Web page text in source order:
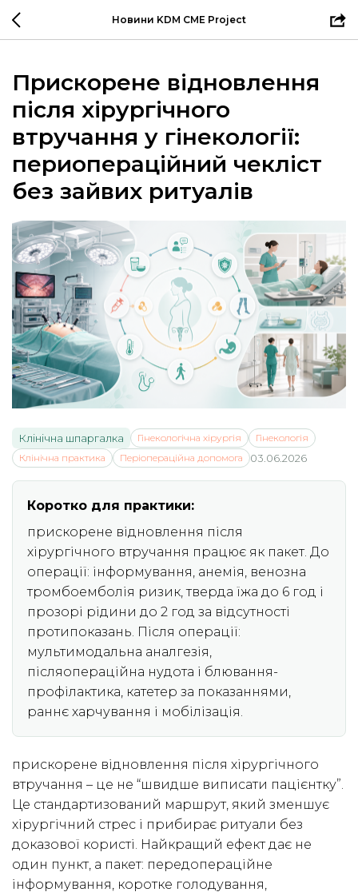
Новини KDM CME Project
Прискорене відновлення
після хірургічного
втручання у гінекології:
периопераційний чекліст
без зайвих ритуалів
Клінічна шпаргалка Гінекологічна хірургія
Гінекологія
Клінічна практика
Періопераційна допомога 03.06.2026
Коротко для практики:
прискорене відновлення після
хірургічного втручання працює як пакет. До
операції: інформування, анемія, венозна
тромбоемболія ризик, тверда їжа до 6 год і
прозорі рідини до 2 год за відсутності
протипоказань. Після операції:
мультимодальна аналгезія,
післяопераційна нудота і блювання-
профілактика, катетер за показаннями,
раннє харчування і мобілізація.
прискорене відновлення після хірургічного
втручання – це не “швидше виписати пацієнтку”.
Це стандартизований маршрут, який зменшує
хірургічний стрес і прибирає ритуали без
доказової користі. Найкращий ефект дає не
один пункт, а пакет: передопераційне
інформування, коротке голодування,